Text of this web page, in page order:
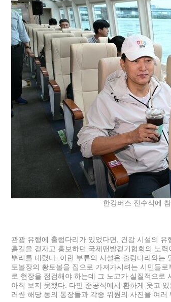
한강버스 진수식에
관광 유행에 출렁다리가 있었다면, 건강 시설의
흙길을 걷자고 홍보하던 국제맨발걷기협회의 노
뿌리를 내렸다. 이런 부류의 시설은 출렁다리와는
토볼장의 황토볼을 집으로 가져가시려는 시민들
로 현장을 점검해야 하는데 그 노고가 실질적으로
아직 보지 못했다. 다만 준공식에서 환하게 웃고
러싼 해당 동의 통장들과 각종 위원의 사진을 여러